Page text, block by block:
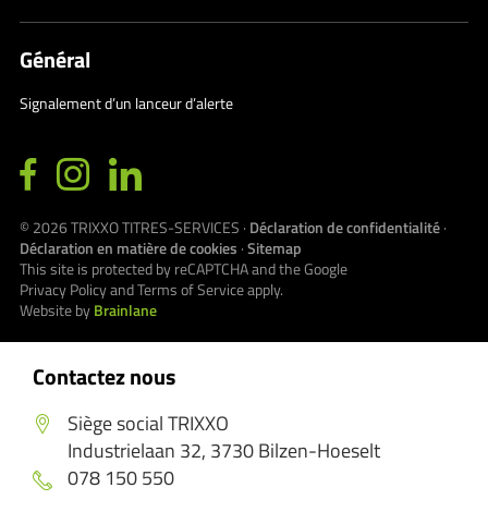
Contactez nous
Siège social TRIXXO
Industrielaan 32, 3730 Bilzen-Hoeselt
078 150 550
Général
Signalement d’un lanceur d’alerte
© 2026TRIXXO TITRES-SERVICES · Déclaration de confidentialité·
Déclaration en matière de cookies ·Sitemap
This site is protected by reCAPTCHA and the Google
Privacy PolicyandTerms of Serviceapply.
Website byBrainlane